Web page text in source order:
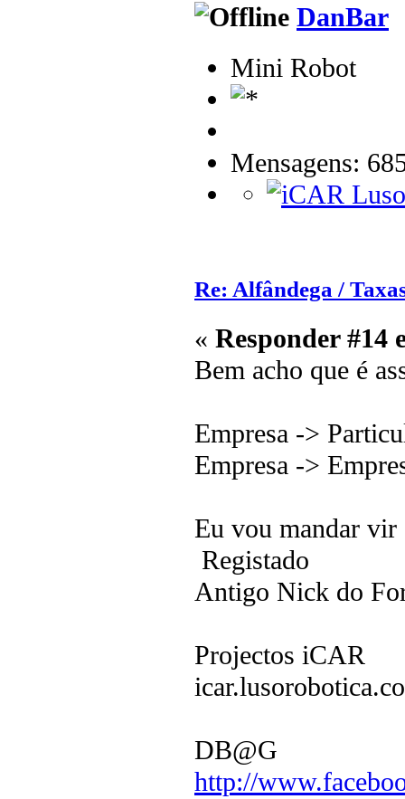
DanBar
Mini Robot
Mensagens:
Re: Alfândega /
« Responder #14
Bem acho que é
Empresa ->
Empresa ->
Eu vou mandar vir
Registado
Antigo Nick do
Projectos iCAR
DB@G
http://